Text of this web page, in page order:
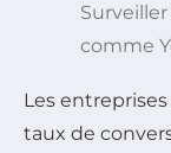
comme
Les
taux de